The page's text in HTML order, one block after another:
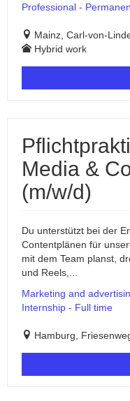
Professional -
Mainz, Carl-von-
Hybrid work
Media &
(m/w/d)
Du unterstützt bei der
Contentplänen für
mit dem Team planst,
und Reels,...
Marketing and
Internship - Full time
Hamburg,